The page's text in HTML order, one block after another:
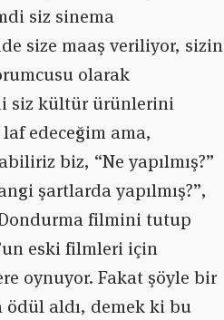
siz sinema
size maaş veriliyor, sizin
olarak
siz kültür ürünlerini
edeceğim ama,
biz, “Ne yapılmış?”
şartlarda yapılmış?”,
Dondurma filmini tutup
eski filmleri için
oynuyor. Fakat şöyle bir
ödül aldı, demek ki bu